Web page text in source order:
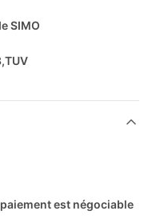
SIMO
est négociable